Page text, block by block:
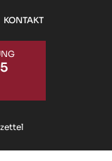
KONTAKT